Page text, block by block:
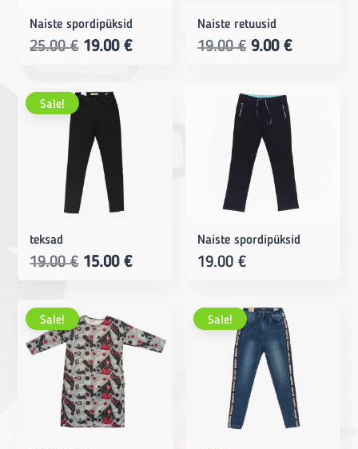
Naiste spordipüksid
25.00€ Original
was:
25.00 €.
19.00€Current
Naiste retuusid
19.00€ Original
was:
19.00 €.
9.00€Current
Sale!
teksad
19.00€ Original
19.00 €.
15.00€Current
15.00 €.
Naiste spordipüksid
19.00€
Sale! Sale!